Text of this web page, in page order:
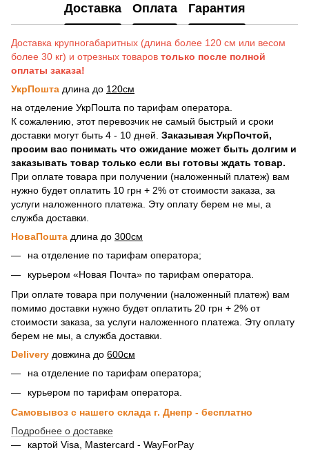
Доставка Оплата Гарантия
Доставка крупногабаритных (длина более 120 см или весом
более 30 кг) и отрезных товаров только после полной
оплаты заказа!
УкрПошта длина до 120см
на отделение УкрПошта по тарифам оператора.
К сожалению, этот перевозчик не самый быстрый и сроки
доставки могут быть 4 - 10 дней. Заказывая УкрПочтой,
просим вас понимать что ожидание может быть долгим и
заказывать товар только если вы готовы ждать товар.
При оплате товара при получении (наложенный платеж) вам
нужно будет оплатить 10 грн + 2% от стоимости заказа, за
услуги наложенного платежа. Эту оплату берем не мы, а
служба доставки.
НоваПошта длина до 300см
на отделение по тарифам оператора;
курьером «Новая Почта» по тарифам оператора.
При оплате товара при получении (наложенный платеж) вам
помимо доставки нужно будет оплатить 20 грн + 2% от
стоимости заказа, за услуги наложенного платежа. Эту оплату
берем не мы, а служба доставки.
Delivery довжина до 600см
на отделение по тарифам оператора;
курьером по тарифам оператора.
Самовывоз с нашего склада г. Днепр - бесплатно
Подробнее о доставке
картой Visa, Mastercard - WayForPay